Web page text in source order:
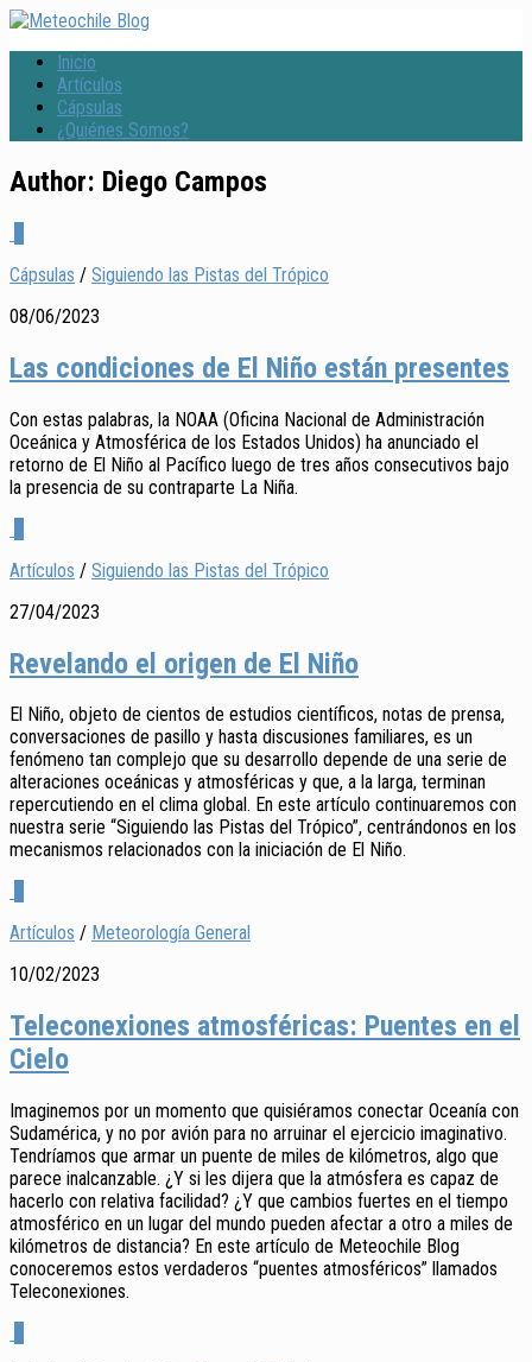
Inicio
Artículos
Cápsulas
¿Quiénes Somos?
Author: Diego Campos
Cápsulas / Siguiendo las Pistas del Trópico
08/06/2023
Las condiciones de El Niño están presentes
Con estas palabras, la NOAA (Oficina Nacional de Administración
Oceánica y Atmosférica de los Estados Unidos) ha anunciado el
retorno de El Niño al Pacífico luego de tres años consecutivos bajo
la presencia de su contraparte La Niña.
Artículos / Siguiendo las Pistas del Trópico
27/04/2023
Revelando el origen de El Niño
El Niño, objeto de cientos de estudios científicos, notas de prensa,
conversaciones de pasillo y hasta discusiones familiares, es un
fenómeno tan complejo que su desarrollo depende de una serie de
alteraciones oceánicas y atmosféricas y que, a la larga, terminan
repercutiendo en el clima global. En este artículo continuaremos con
nuestra serie “Siguiendo las Pistas del Trópico”, centrándonos en los
mecanismos relacionados con la iniciación de El Niño.
Artículos / Meteorología General
10/02/2023
Teleconexiones atmosféricas: Puentes en el
Cielo
Imaginemos por un momento que quisiéramos conectar Oceanía con
Sudamérica, y no por avión para no arruinar el ejercicio imaginativo.
Tendríamos que armar un puente de miles de kilómetros, algo que
parece inalcanzable. ¿Y si les dijera que la atmósfera es capaz de
hacerlo con relativa facilidad? ¿Y que cambios fuertes en el tiempo
atmosférico en un lugar del mundo pueden afectar a otro a miles de
kilómetros de distancia? En este artículo de Meteochile Blog
conoceremos estos verdaderos “puentes atmosféricos” llamados
Teleconexiones.